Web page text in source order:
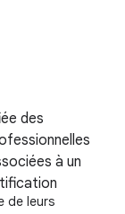
de leurs